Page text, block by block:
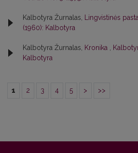
Kalbotyra Žurnalas, Lingvistinės
(1960): Kalbotyra
Kalbotyra Žurnalas, Kronika
Kalbotyra
1 2 3 4 5 > >>